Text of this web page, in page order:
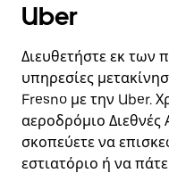
Uber
Διευθετήστε εκ των
υπηρεσίες
Fresno με την Uber.
αεροδρόμιο Διεθνές
σκοπεύετε να
εστιατόριο ή να